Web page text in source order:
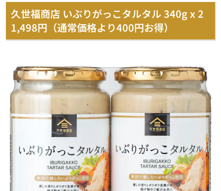
久世福商店 いぶりがっこタルタル 340g x 2
1,498円（通常価格より400円お得）